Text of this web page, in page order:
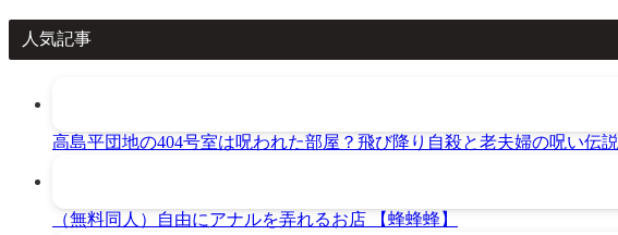
人気記事
高島平団地の404号室は呪われた部屋？飛び降り自殺と老夫婦の呪い伝説
（無料同人）自由にアナルを弄れるお店 【蜂蜂蜂】